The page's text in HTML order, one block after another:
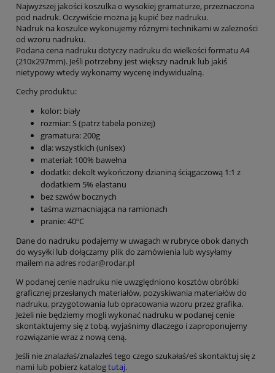
Najwyższej jakości koszulka o wysokiej gramaturze, przeznaczona
pod nadruk. Oczywiście można ją kupić bez nadruku.
Nadruk na koszulce wykonujemy różnymi technikami w zależności
od wzoru nadruku.
Podana cena nadruku dotyczy nadruku do wielkości formatu A4
(210x297mm). Jeśli potrzebny jest większy nadruk lub jakiś
nietypowy wtedy wykonamy wycenę indywidualną.
Cechy produktu:
kolor: biały
rozmiar: S (patrz tabela poniżej)
gramatura: 200g
dla: wszystkich (unisex)
materiał: 100% bawełna
dodatki: dekolt wykończony dzianiną ściągaczową 1:1 z
dodatkiem 5% elastanu
bez szwów bocznych
taśma wzmacniająca na ramionach
pranie: 40ºC
Dane do nadruku podajemy w uwagach w rubryce obok danych
do wysyłki lub dołączamy plik do zamówienia lub wysyłamy
mailem na adres rodar@rodar.pl
W podanej cenie nadruku nie uwzględniono kosztów obróbki
graficznej przesłanych materiałów, pozyskiwania materiałów do
nadruku, przygotowania lub opracowania wzoru przez grafika.
Jeżeli nie będziemy mogli wykonać nadruku w podanej cenie
skontaktujemy się z tobą, wyjaśnimy dlaczego i zaproponujemy
rozwiązanie wraz z nową ceną.
Jeśli nie znalazłaś/znalazłeś tego czego szukałaś/eś skontaktuj się z
nami lub pobierz katalogtutaj.